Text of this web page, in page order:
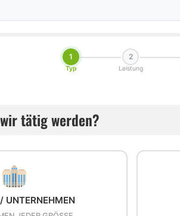
1
Typ
2
Leistung
tätig werden?
UNTERNEHMEN